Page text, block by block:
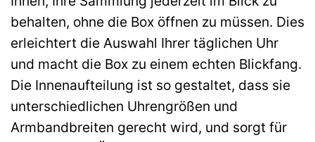
behalten, ohne die Box öffnen zu müssen. Dies
erleichtert die Auswahl Ihrer täglichen Uhr
und macht die Box zu einem echten Blickfang.
Die Innenaufteilung ist so gestaltet, dass sie
unterschiedlichen Uhrengrößen und
Armbandbreiten gerecht wird, und sorgt für